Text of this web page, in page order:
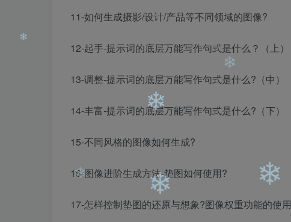
11-如何生成摄影/设计/产品等不同领域的图像?
12-起手-提示词的底层万能写作句式是什么？（上）
13-调整-提示词的底层万能写作句式是什么?（中）
14-丰富-提示词的底层万能写作句式是什么?（下）
15-不同风格的图像如何生成?
16-图像进阶生成方法-垫图如何使用?
17-怎样控制垫图的还原与想象?图像权重功能的使用
❄
❄